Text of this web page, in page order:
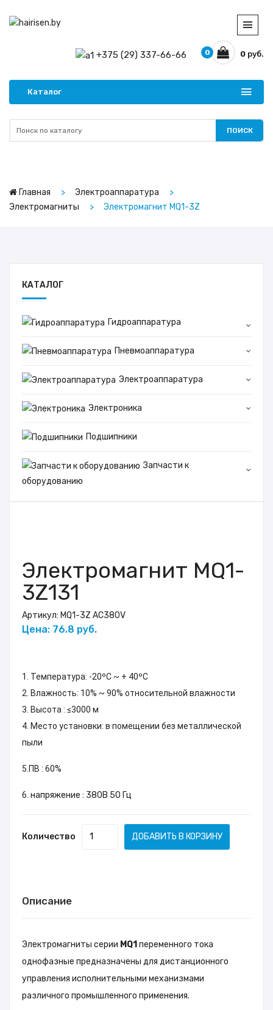
+375 (29) 337-66-66 0 руб.
0
Каталог
ПОИСК
Главная
Электроаппаратура
Электромагниты
Электромагнит MQ1-3Z
Электромагнит MQ1-
3Z131
Артикул: MQ1-3Z AC380V
Цена: 76.8 руб.
1. Температура: -20ºC ~ + 40ºC
2. Влажность: 10% ~ 90% относительной влажности
3. Высота : ≤3000 м
4. Место установки: в помещении без металлической
пыли
5.ПВ : 60%
6. напряжение : 380В 50 Гц
Количество ДОБАВИТЬ В КОРЗИНУ
Описание
Электромагниты серии MQ1 переменного тока
однофазные предназначены для дистанционного
управления исполнительными механизмами
различного промышленного применения.
КАТАЛОГ
Гидроаппаратура
Пневмоаппаратура
Электроаппаратура
Электроника
Подшипники
Запчасти к
оборудованию